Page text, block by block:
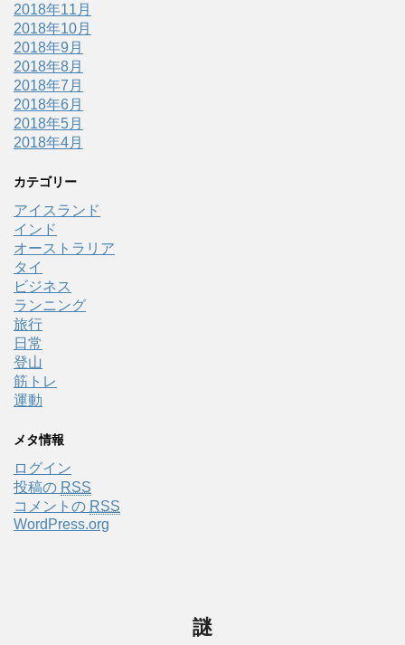
2018年11月
2018年10月
2018年9月
2018年8月
2018年7月
2018年6月
2018年5月
2018年4月
カテゴリー
アイスランド
インド
オーストラリア
タイ
ビジネス
ランニング
旅行
日常
登山
筋トレ
運動
メタ情報
ログイン
投稿の RSS
コメントの RSS
WordPress.org
謎